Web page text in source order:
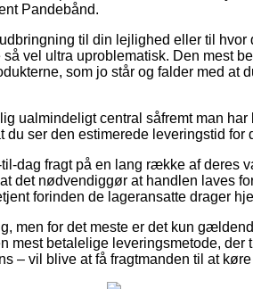
Pandebånd.
til din lejlighed eller til hvor
vel ultra uproblematisk. Den mest
som jo står og falder med at
ualmindeligt central såfremt man har
du ser den estimerede leveringstid
dag fragt på en lang række af deres
det nødvendiggør at handlen laves
forinden de lageransatte drager
men for det meste er det kun
mest betalelige leveringsmetode, der
– vil blive at få fragtmanden til at